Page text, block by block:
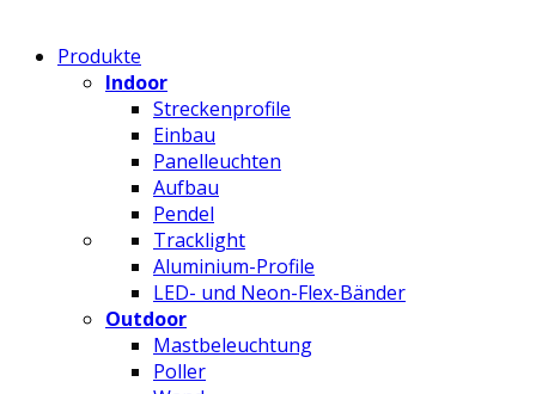
Produkte
Indoor
Streckenprofile
Einbau
Panelleuchten
Aufbau
Pendel
Tracklight
Aluminium-Profile
LED- und Neon-Flex-Bänder
Outdoor
Mastbeleuchtung
Poller